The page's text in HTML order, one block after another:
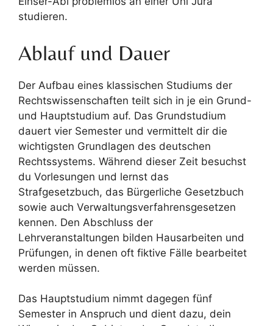
studieren.
Ablauf und Dauer
Der Aufbau eines klassischen Studiums der
Rechtswissenschaften teilt sich in je ein Grund-
und Hauptstudium auf. Das Grundstudium
dauert vier Semester und vermittelt dir die
wichtigsten Grundlagen des deutschen
Rechtssystems. Während dieser Zeit besuchst
du Vorlesungen und lernst das
Strafgesetzbuch, das Bürgerliche Gesetzbuch
sowie auch Verwaltungsverfahrensgesetzen
kennen. Den Abschluss der
Lehrveranstaltungen bilden Hausarbeiten und
Prüfungen, in denen oft fiktive Fälle bearbeitet
werden müssen.
Das Hauptstudium nimmt dagegen fünf
Semester in Anspruch und dient dazu, dein